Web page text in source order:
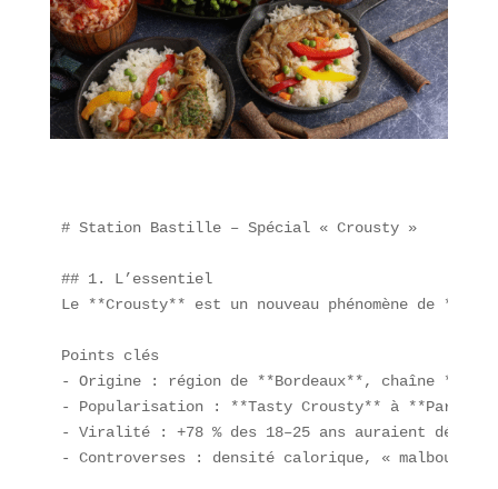
# Station Bastille – Spécial « Crousty »
## 1. L’essentiel
Le **Crousty** est un nouveau phénomène de
Points clés
- Origine : région de **Bordeaux**, chaîne
- Popularisation : **Tasty Crousty** à
- Viralité : +78 % des 18–25 ans auraient déjà
- Controverses : densité calorique, « malbouffe